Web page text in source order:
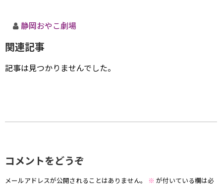
静岡おやこ劇場
関連記事
記事は見つかりませんでした。
コメントをどうぞ
メールアドレスが公開されることはありません。 ※ が付いている欄は必